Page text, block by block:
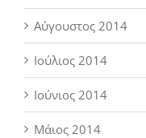
Αύγουστος 2014
Ιούλιος 2014
Ιούνιος 2014
Μάιος 2014